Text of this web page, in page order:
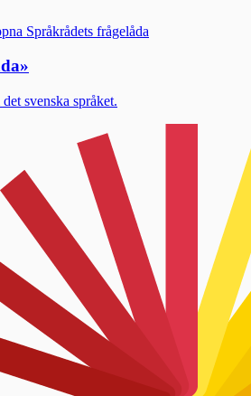
Språkrådets frågelåda
»
svenska språket.